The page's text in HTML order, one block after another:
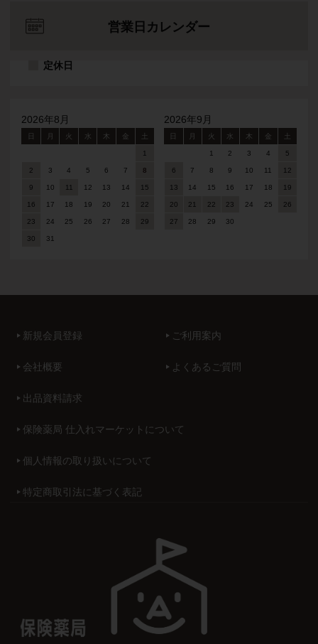
営業日カレンダー
定休日
2026年8月
月 火 水 木 金 土
1
2 3 4 5 6 7 8
9 10 11 12 13 14 15
16 17 18 19 20 21 22
23 24 25 26 27 28 29
30 31
2026年9月
月 火 水 木 金 土
1 2 3 4 5
6 7 8 9 10 11 12
13 14 15 16 17 18 19
20 21 22 23 24 25 26
27 28 29 30
新規会員登録 ご利用案内
会社概要 よくあるご質問
出品資料請求
保険薬局 仕入れマーケットについて
個人情報の取り扱いについて
特定商取引法に基づく表記